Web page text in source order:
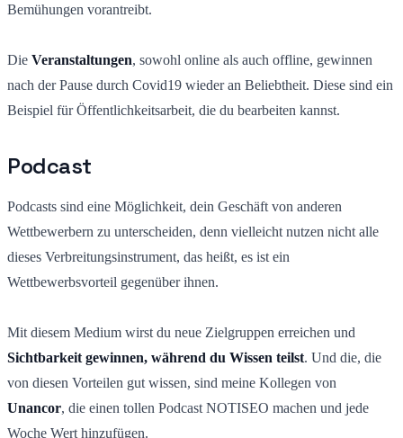
Bemühungen vorantreibt.
Die Veranstaltungen, sowohl online als auch offline, gewinnen
nach der Pause durch Covid19 wieder an Beliebtheit. Diese sind ein
Beispiel für Öffentlichkeitsarbeit, die du bearbeiten kannst.
Podcast
Podcasts sind eine Möglichkeit, dein Geschäft von anderen
Wettbewerbern zu unterscheiden, denn vielleicht nutzen nicht alle
dieses Verbreitungsinstrument, das heißt, es ist ein
Wettbewerbsvorteil gegenüber ihnen.
Mit diesem Medium wirst du neue Zielgruppen erreichen und
Sichtbarkeit gewinnen, während du Wissen teilst. Und die, die
von diesen Vorteilen gut wissen, sind meine Kollegen von
Unancor, die einen tollen Podcast NOTISEO machen und jede
Woche Wert hinzufügen.